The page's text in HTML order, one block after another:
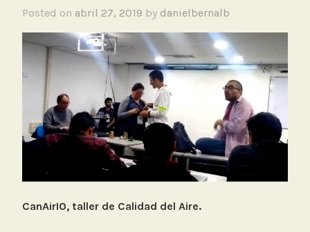
Posted on abril 27, 2019 by danielbernalb
CanAirIO, taller de Calidad del Aire.